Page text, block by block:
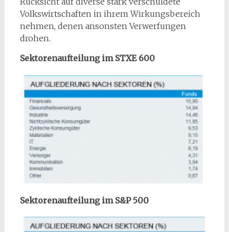
Volkswirtschaften in ihrem Wirkungsbereich
nehmen, denen ansonsten Verwerfungen
drohen.
Sektorenaufteilung im STXE 600
Sektorenaufteilung im S&P 500